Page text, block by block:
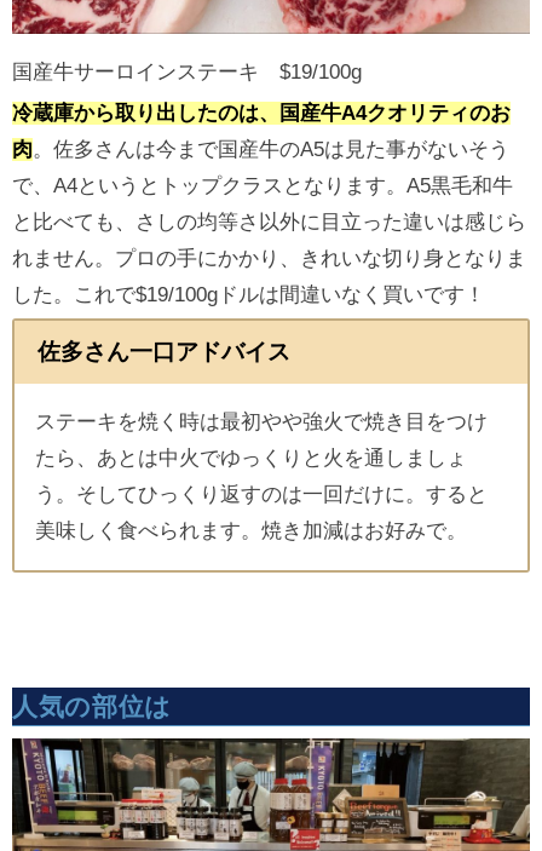
国産牛サーロインステーキ $19/100g
冷蔵庫から取り出したのは、国産牛A4クオリティのお
肉。佐多さんは今まで国産牛のA5は見た事がないそう
で、A4というとトップクラスとなります。A5黒毛和牛
と比べても、さしの均等さ以外に目立った違いは感じら
れません。プロの手にかかり、きれいな切り身となりま
した。これで$19/100gドルは間違いなく買いです！
佐多さん一口アドバイス
ステーキを焼く時は最初やや強火で焼き目をつけ
たら、あとは中火でゆっくりと火を通しましょ
う。そしてひっくり返すのは一回だけに。すると
美味しく食べられます。焼き加減はお好みで。
人気の部位は